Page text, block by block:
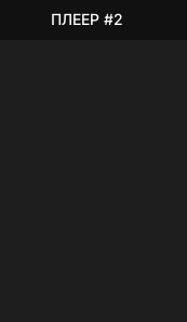
ПЛЕЕР #2